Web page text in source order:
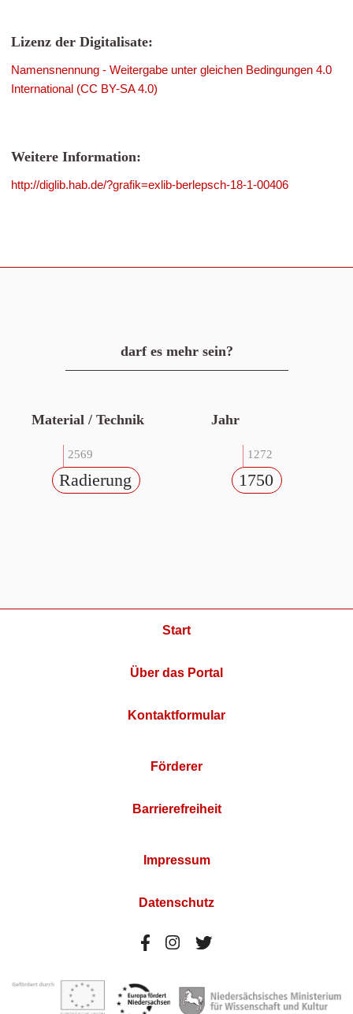
Lizenz der Digitalisate:
Namensnennung - Weitergabe unter gleichen Bedingungen 4.0
International (CC BY-SA 4.0)
Weitere Information:
http://diglib.hab.de/?grafik=exlib-berlepsch-18-1-00406
darf es mehr sein?
Material / Technik
2569
Radierung
Jahr
1272
1750
Start
Über das Portal
Kontaktformular
Förderer
Barrierefreiheit
Impressum
Datenschutz